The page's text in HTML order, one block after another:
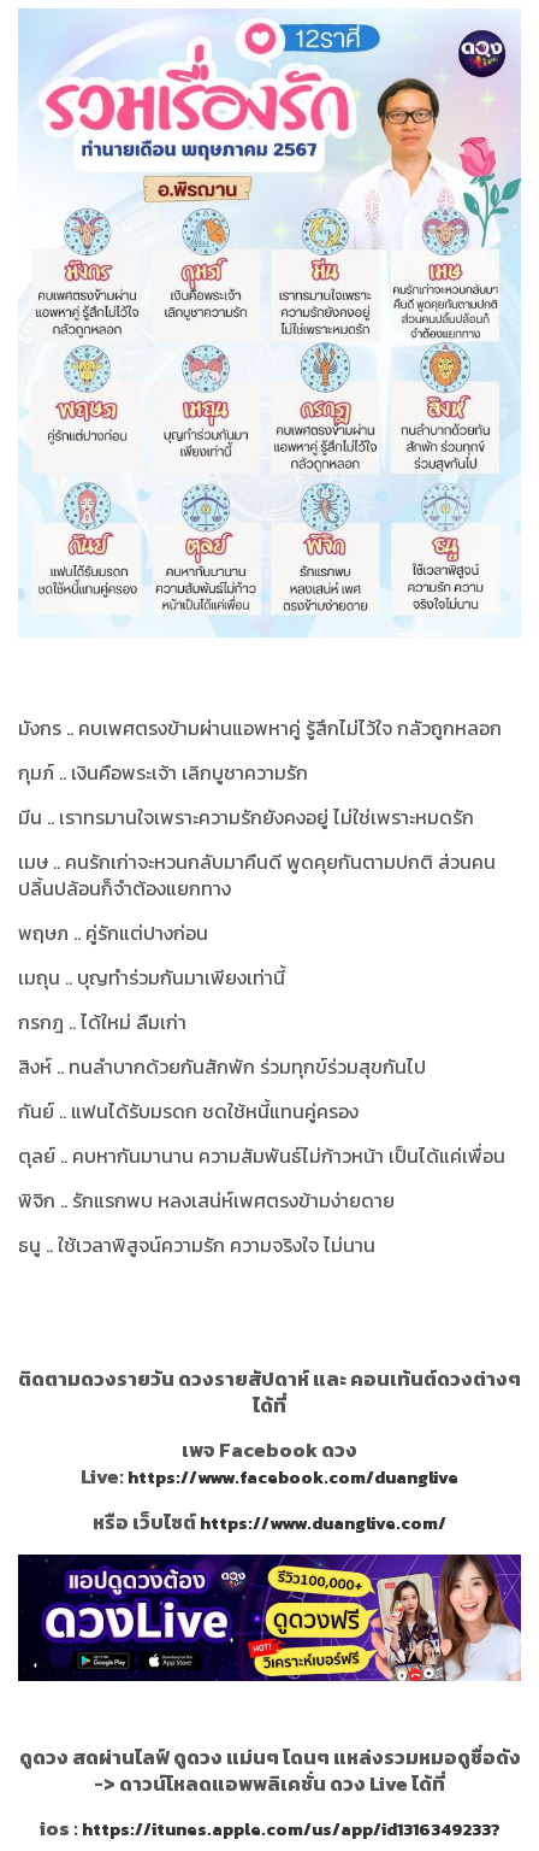
มังกร .. คบเพศตรงข้ามผ่านแอพหาคู่ รู้สึกไม่ไว้ใจ กลัวถูกหลอก
กุมภ์ .. เงินคือพระเจ้า เลิกบูชาความรัก
มีน .. เราทรมานใจเพราะความรักยังคงอยู่ ไม่ใช่เพราะหมดรัก
เมษ .. คนรักเก่าจะหวนกลับมาคืนดี พูดคุยกันตามปกติ ส่วนคน
ปลิ้นปล้อนก็จำต้องแยกทาง
พฤษภ .. คู่รักแต่ปางก่อน
เมถุน .. บุญทำร่วมกันมาเพียงเท่านี้
กรกฎ .. ได้ใหม่ ลืมเก่า
สิงห์ .. ทนลำบากด้วยกันสักพัก ร่วมทุกข์ร่วมสุขกันไป
กันย์ .. แฟนได้รับมรดก ชดใช้หนี้แทนคู่ครอง
ตุลย์ .. คบหากันมานาน ความสัมพันธ์ไม่ก้าวหน้า เป็นได้แค่เพื่อน
พิจิก .. รักแรกพบ หลงเสน่ห์เพศตรงข้ามง่ายดาย
ธนู .. ใช้เวลาพิสูจน์ความรัก ความจริงใจ ไม่นาน
ติดตามดวงรายวัน ดวงรายสัปดาห์ และ คอนเท้นต์ดวงต่างๆ
ได้ที่
เพจ Facebook ดวง
Live:https://www.facebook.com/duanglive
หรือ เว็บไซต์https://www.duanglive.com/
ดูดวง สดผ่านไลฟ์ ดูดวง แม่นๆ โดนๆ แหล่งรวมหมอดูชื่อดัง
-> ดาวน์โหลดแอพพลิเคชั่น ดวง Live ได้ที่
ios :https://itunes.apple.com/us/app/id1316349233?